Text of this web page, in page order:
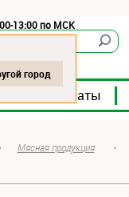
13:00 по МСК
Мясокомбинаты
город
• Мясная продукция •